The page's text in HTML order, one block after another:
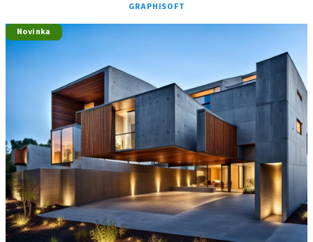
GRAPHISOFT
Novinka